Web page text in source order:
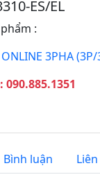
ES/EL
:
ONLINE 3PHA (3P/
090.885.1351
Bình luận